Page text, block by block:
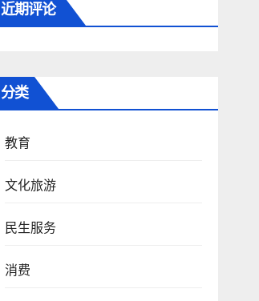
近期评论
分类
教育
文化旅游
民生服务
消费